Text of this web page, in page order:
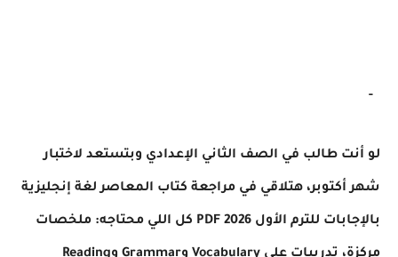
-
لو أنت طالب في الصف الثاني الإعدادي وبتستعد لاختبار
شهر أكتوبر، هتلاقي في مراجعة كتاب المعاصر لغة إنجليزية
بالإجابات للترم الأول 2026 PDF كل اللي محتاجه: ملخصات
مركزة، تدريبات على Vocabulary وGrammar وReading